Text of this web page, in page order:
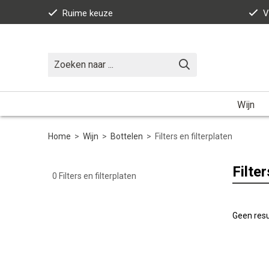
Ruime keuze
Wijn
Home > Wijn > Bottelen > Filters en filterplaten
0 Filters en filterplaten
Geen